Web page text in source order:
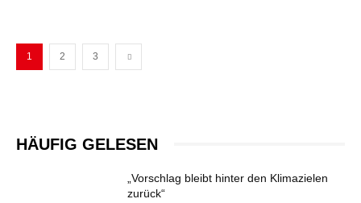
1 2 3
HÄUFIG GELESEN
„Vorschlag bleibt hinter den Klimazielen
zurück“